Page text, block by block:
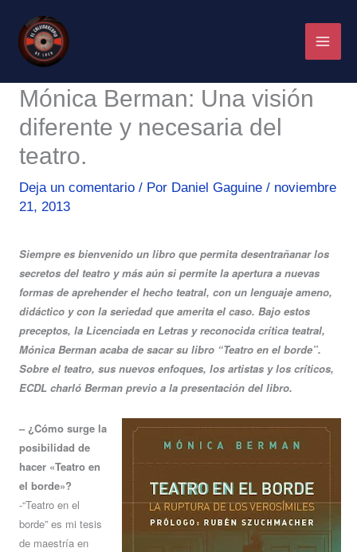
contenido
Mónica Berman: Una visión
diferente y necesaria del
teatro.
Deja un comentario / Por Daniel Gaguine / noviembre
21, 2013
Siempre es bienvenido un libro que permita desentrañanar los
secretos del teatro y más aún si permite la apertura a nuevas
formas de aprehender el hecho teatral, con un lenguaje ameno,
didáctico y con la seriedad que amerita el caso. Bajo estos
preceptos, la Licenciada en Letras y reconocida crítica teatral,
Mónica Berman acaba de sacar su libro “Teatro en el borde”.
Sobre el teatro, sus nuevos enfoques, los artistas y los críticos,
ECDL charló Berman previo a la presentación del libro.
– ¿Cómo surge la
posibilidad de
hacer «Teatro en
el borde»?
-“Teatro en el
borde” es mi tesis
de maestría en